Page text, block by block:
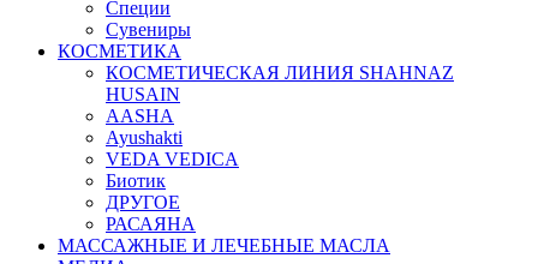
Специи
Сувениры
КОСМЕТИКА
КОСМЕТИЧЕСКАЯ ЛИНИЯ SHAHNAZ
HUSAIN
AASHA
Ayushakti
VEDA VEDICA
Биотик
ДРУГОЕ
РАСАЯНА
МАССАЖНЫЕ И ЛЕЧЕБНЫЕ МАСЛА